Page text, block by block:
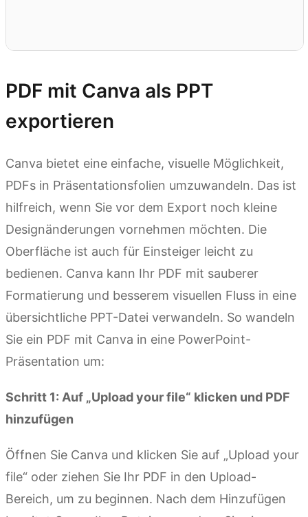
PDF mit Canva als PPT
exportieren
Canva bietet eine einfache, visuelle Möglichkeit,
PDFs in Präsentationsfolien umzuwandeln. Das ist
hilfreich, wenn Sie vor dem Export noch kleine
Designänderungen vornehmen möchten. Die
Oberfläche ist auch für Einsteiger leicht zu
bedienen. Canva kann Ihr PDF mit sauberer
Formatierung und besserem visuellen Fluss in eine
übersichtliche PPT-Datei verwandeln. So wandeln
Sie ein PDF mit Canva in eine PowerPoint-
Präsentation um:
Schritt 1: Auf „Upload your file“ klicken und PDF
hinzufügen
Öffnen Sie Canva und klicken Sie auf „Upload your
file“ oder ziehen Sie Ihr PDF in den Upload-
Bereich, um zu beginnen. Nach dem Hinzufügen